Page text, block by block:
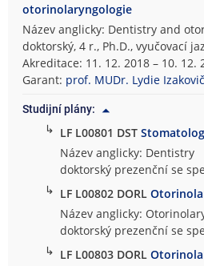
otorinolaryngologie
Název anglicky: Dentistry and
doktorský, 4 r., Ph.D., vyučovací
Akreditace: 11. 12. 2018 – 10. 12.
Garant: prof. MUDr. Lydie
Studijní plány:
↳ LF L00801 DST
Název anglicky: Dentistry
doktorský prezenční se
↳ LF L00802 DORL
Název anglicky:
doktorský prezenční se
↳ LF L00803 DORL